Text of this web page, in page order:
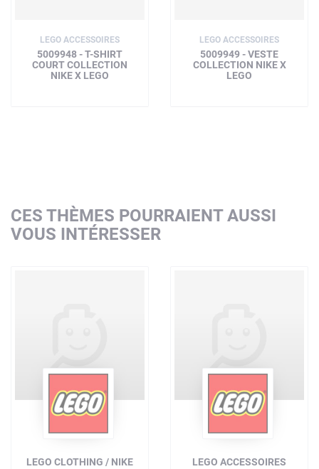
LEGO ACCESSOIRES
5009948 - T-SHIRT
COURT COLLECTION
NIKE X LEGO
LEGO ACCESSOIRES
5009949 - VESTE
COLLECTION NIKE X
LEGO
CES THÈMES POURRAIENT AUSSI
VOUS INTÉRESSER
LEGO CLOTHING / NIKE LEGO ACCESSOIRES